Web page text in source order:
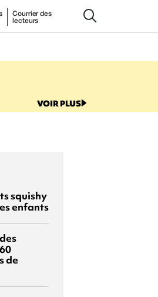
Courrier des
lecteurs
VOIR PLUS
squishy
enfants
de